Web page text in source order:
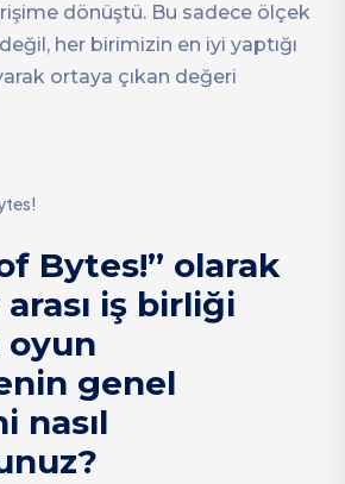
dönüştü. Bu sadece ölçek
her birimizin en iyi yaptığı
ortaya çıkan değeri
Bytes!” olarak
iş birliği
oyun
genel
nasıl